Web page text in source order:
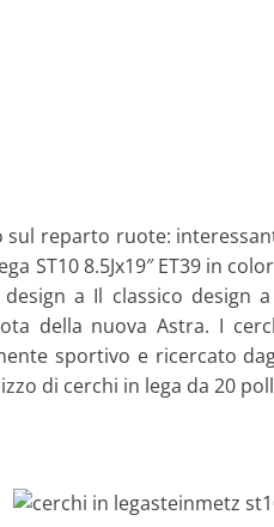
reparto ruote:
ST10 8.5Jx19″ ET39 in
a Il classico design
della nuova Astra. I
sportivo e ricercato
di cerchi in lega da 20